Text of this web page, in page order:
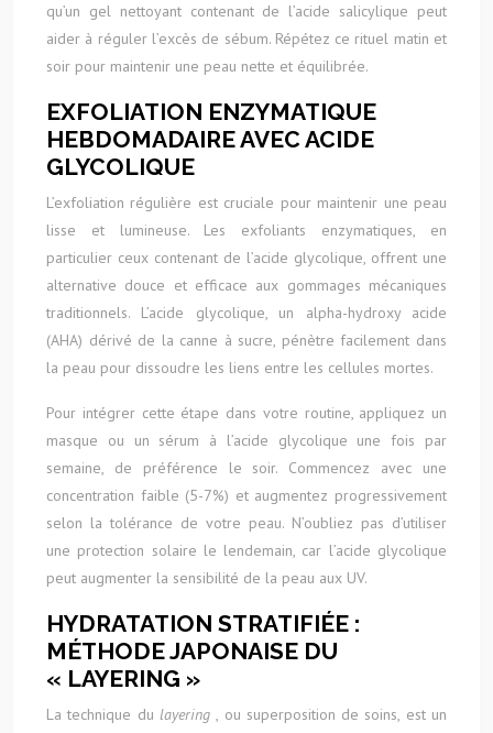
qu’un gel nettoyant contenant de l’acide salicylique peut
aider à réguler l’excès de sébum. Répétez ce rituel matin et
soir pour maintenir une peau nette et équilibrée.
EXFOLIATION ENZYMATIQUE
HEBDOMADAIRE AVEC ACIDE
GLYCOLIQUE
L’exfoliation régulière est cruciale pour maintenir une peau
lisse et lumineuse. Les exfoliants enzymatiques, en
particulier ceux contenant de l’acide glycolique, offrent une
alternative douce et efficace aux gommages mécaniques
traditionnels. L’acide glycolique, un alpha-hydroxy acide
(AHA) dérivé de la canne à sucre, pénètre facilement dans
la peau pour dissoudre les liens entre les cellules mortes.
Pour intégrer cette étape dans votre routine, appliquez un
masque ou un sérum à l’acide glycolique une fois par
semaine, de préférence le soir. Commencez avec une
concentration faible (5-7%) et augmentez progressivement
selon la tolérance de votre peau. N’oubliez pas d’utiliser
une protection solaire le lendemain, car l’acide glycolique
peut augmenter la sensibilité de la peau aux UV.
HYDRATATION STRATIFIÉE :
MÉTHODE JAPONAISE DU
« LAYERING »
La technique du layering, ou superposition de soins, est un